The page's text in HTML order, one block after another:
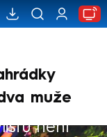
muže
není